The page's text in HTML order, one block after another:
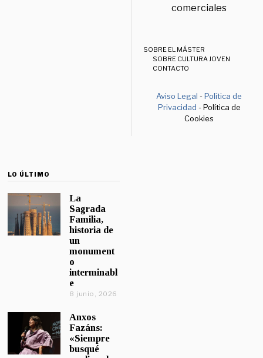
comerciales
SOBRE EL MÁSTER
SOBRE CULTURA JOVEN
CONTACTO
Aviso Legal -Política de
Privacidad - Política de
Cookies
LO ÚLTIMO
La
Sagrada
Familia,
historia de
un
monument
o
interminabl
e
8 junio, 2026
Anxos
Fazáns:
«Siempre
busqué